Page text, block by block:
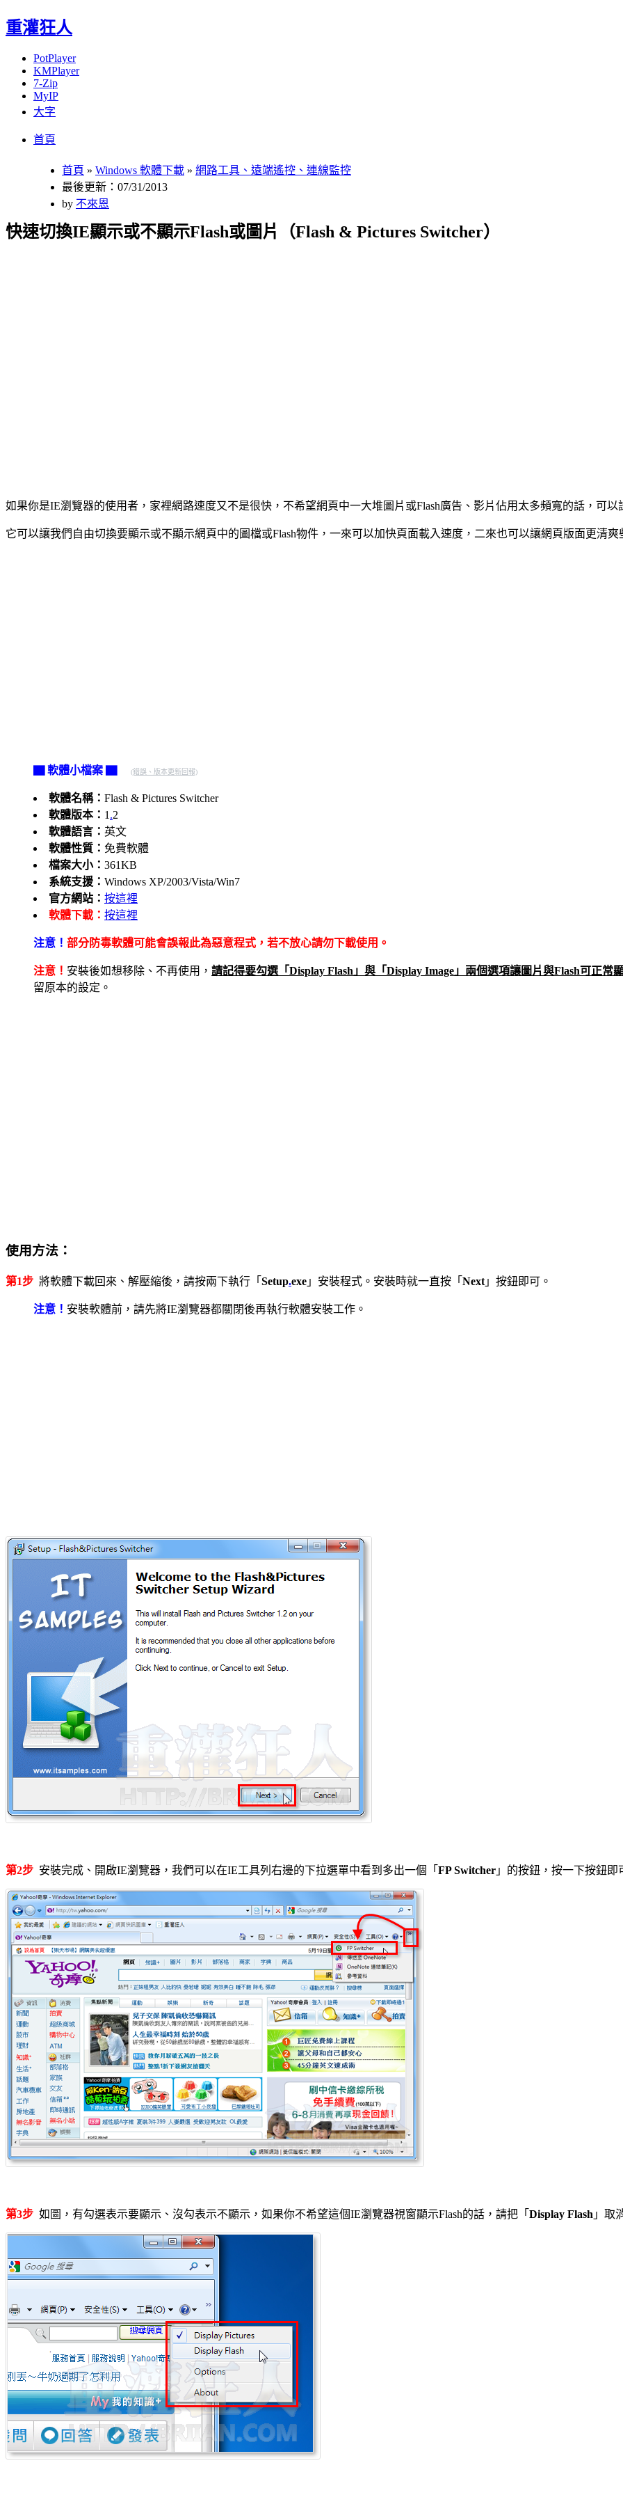
重灌狂人
PotPlayer
KMPlayer
7-Zip
MyIP
大字
首頁
首頁 » Windows 軟體下載 » 網路工具、遠端遙控、連線監控
最後更新：07/31/2013
by 不來恩
快速切換IE顯示或不顯示Flash或圖片（Flash & Pictures Switcher）
如果你是IE瀏覽器的使用者，家裡網路速度又不是很快，不希望網頁中一大堆圖片或Flash廣告、影片佔用太多頻寬的話，可以
它可以讓我們自由切換要顯示或不顯示網頁中的圖檔或Flash物件，一來可以加快頁面載入速度，二來也可以讓網頁版面更清爽
▇ 軟體小檔案 ▇ (錯誤、版本更新回報)
軟體名稱： Flash & Pictures Switcher
軟體版本： 1 .2
軟體語言： 英文
軟體性質： 免費軟體
檔案大小： 361KB
系統支援： Windows XP/2003/Vista/Win7
官方網站： 按這裡
軟體下載： 按這裡
注意！ 部分防毒軟體可能會誤報此為惡意程式，若不放心請勿下載使用。
注意！ 安裝後如想移除、不再使用， 請記得要勾選「Display Flash」與「Display Image」兩個選項讓圖片與Flash可正常
留原本的設定。
使用方法：
第1步 將軟體下載回來、解壓縮後，請按兩下執行「 Setup.exe 」安裝程式。安裝時就一直按「 Next 」按鈕即可。
注意！ 安裝軟體前，請先將IE瀏覽器都關閉後再執行軟體安裝工作。
第2步 安裝完成、開啟IE瀏覽器，我們可以在IE工具列右邊的下拉選單中看到多出一個「 FP Switcher 」的按鈕，按一下按鈕即
第3步 如圖，有勾選表示要顯示、沒勾表示不顯示，如果你不希望這個IE瀏覽器視窗顯示Flash的話，請把「 Display Flash 」取